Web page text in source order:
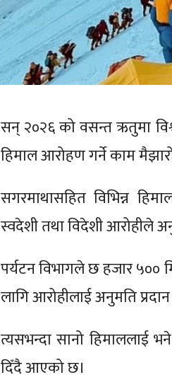
सन् २०२६ को वसन्त ऋतुमा
हिमाल आरोहण गर्ने काम
सगरमाथासहित विभिन्न
स्वदेशी तथा विदेशी आरोहीले
पर्यटन विभागले छ हजार ५००
लागि आरोहीलाई अनुमति
त्यसभन्दा सानो हिमाललाई
दिँदै आएको छ।